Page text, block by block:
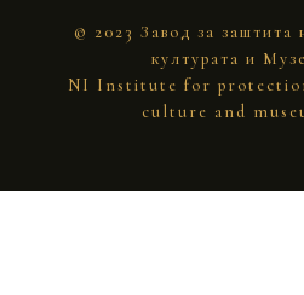
© 2023 Завод за заштита
културата и
NI Institute for
culture and